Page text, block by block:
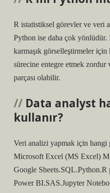
R istatistiksel görevler ve veri
Python ise daha çok yönlüdür.
karmaşık görselleştirmeler
sürecine entegre etmek
parçası olabilir.
Data analyst
kullanır?
Veri analizi yapmak için hangi
Microsoft Excel (MS Excel)
Google
Power BI.SAS.Jupyter